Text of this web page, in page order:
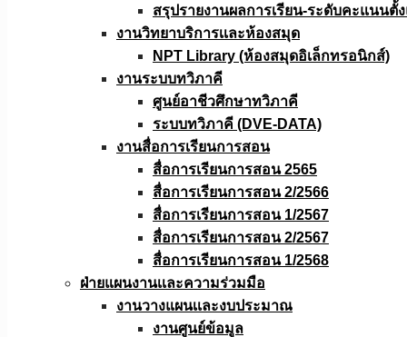
สรุปรายงานผลการเรียน-ระดับคะแนนตั้
งานวิทยาบริการเเละห้องสมุด
NPT Library (ห้องสมุดอิเล็กทรอนิกส์)
งานระบบทวิภาคี
ศูนย์อาชีวศึกษาทวิภาคี
ระบบทวิภาคี (DVE-DATA)
งานสื่อการเรียนการสอน
สื่อการเรียนการสอน 2565
สื่อการเรียนการสอน 2/2566
สื่อการเรียนการสอน 1/2567
สื่อการเรียนการสอน 2/2567
สื่อการเรียนการสอน 1/2568
ฝ่ายแผนงานเเละความร่วมมือ
งานวางแผนเเละงบประมาณ
งานศูนย์ข้อมูล